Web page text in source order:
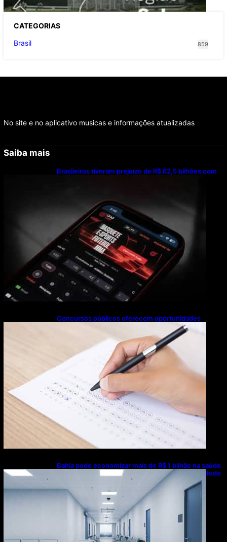
CATEGORIAS
Brasil
859
No site e no aplicativo musicas e informações atualizadas
Saiba mais
Brasileiros tiveram prejuízo de R$ 62,5 bilhões com
Concursos públicos oferecem oportunidades
Bahia pode economizar mais de R$ 1 bilhão na saúde
com universalização do saneamento, aponta estudo